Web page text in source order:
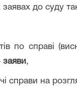
заявах до суду
по справі
заяви,
справи на